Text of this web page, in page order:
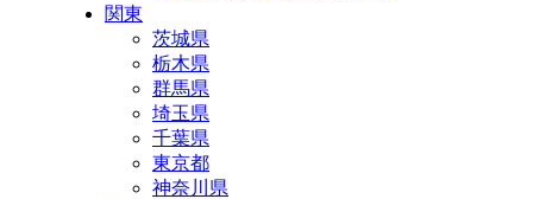
関東
茨城県
栃木県
群馬県
埼玉県
千葉県
東京都
神奈川県